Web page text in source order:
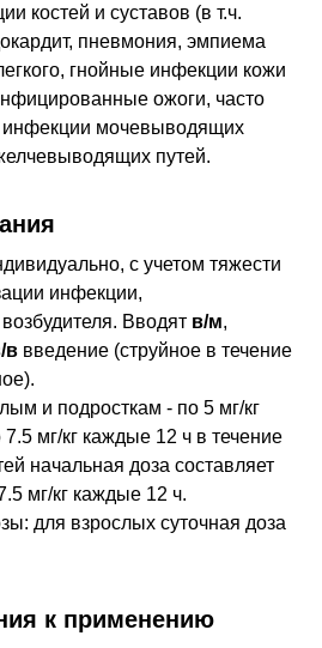
костей и суставов (в т.ч.
пневмония, эмпиема
гнойные инфекции кожи
ожоги, часто
мочевыводящих
путей.
с учетом тяжести
инфекции,
Вводят в/м,
в введение (струйное в течение
и подросткам - по 5 мг/кг
мг/кг каждые 12 ч в течение
начальная доза составляет
мг/кг каждые 12 ч.
для взрослых суточная доза
к применению